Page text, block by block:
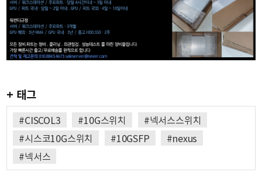
+ 태그
#CISCOL3 #10G스위치
#넥서스스위치
#시스코10G스위치
#10GSFP
#nexus
#넥서스